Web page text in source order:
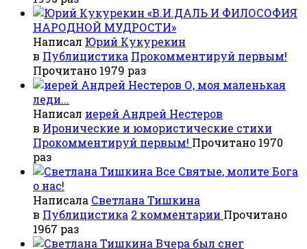
«В.И.ДАЛЬ И ФИЛОСОФИЯ
НАРОДНОЙ МУДРОСТИ»
Написал Юрий Кукурекин
в Публицистика Прокомментируй первым!
Прочитано 1979 раз
О, моя маленькая
леди...
Написал иерей Андрей Нестеров
в Иронические и юмористические стихи
Прокомментируй первым! Прочитано 1970
раз
Все Святые, молите Бога
о нас!
Написала Светлана Тишкина
в Публицистика 2 комментарии Прочитано
1967 раз
Вчера был снег